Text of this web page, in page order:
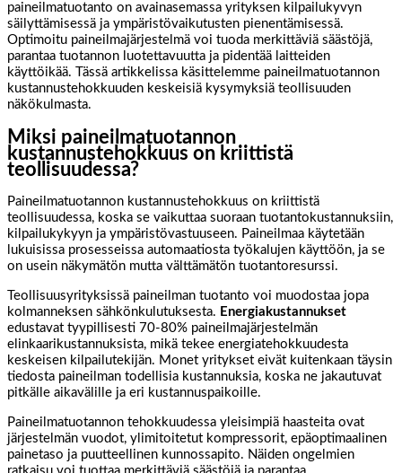
paineilmatuotanto on avainasemassa yrityksen kilpailukyvyn
säilyttämisessä ja ympäristövaikutusten pienentämisessä.
Optimoitu paineilmajärjestelmä voi tuoda merkittäviä säästöjä,
parantaa tuotannon luotettavuutta ja pidentää laitteiden
käyttöikää. Tässä artikkelissa käsittelemme paineilmatuotannon
kustannustehokkuuden keskeisiä kysymyksiä teollisuuden
näkökulmasta.
Miksi paineilmatuotannon
kustannustehokkuus on kriittistä
teollisuudessa?
Paineilmatuotannon kustannustehokkuus on kriittistä
teollisuudessa, koska se vaikuttaa suoraan tuotantokustannuksiin,
kilpailukykyyn ja ympäristövastuuseen. Paineilmaa käytetään
lukuisissa prosesseissa automaatiosta työkalujen käyttöön, ja se
on usein näkymätön mutta välttämätön tuotantoresurssi.
Teollisuusyrityksissä paineilman tuotanto voi muodostaa jopa
kolmanneksen sähkönkulutuksesta. Energiakustannukset
edustavat tyypillisesti 70-80% paineilmajärjestelmän
elinkaarikustannuksista, mikä tekee energiatehokkuudesta
keskeisen kilpailutekijän. Monet yritykset eivät kuitenkaan täysin
tiedosta paineilman todellisia kustannuksia, koska ne jakautuvat
pitkälle aikavälille ja eri kustannuspaikoille.
Paineilmatuotannon tehokkuudessa yleisimpiä haasteita ovat
järjestelmän vuodot, ylimitoitetut kompressorit, epäoptimaalinen
painetaso ja puutteellinen kunnossapito. Näiden ongelmien